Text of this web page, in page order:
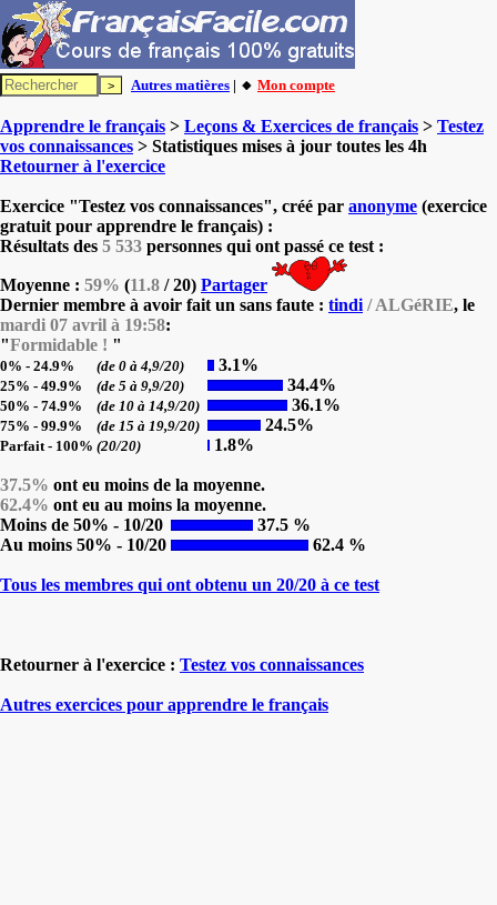
Autres matières | 🔸 Mon compte
Apprendre le français > Leçons & Exercices de français > Testez
vos connaissances > Statistiques mises à jour toutes les 4h
Retourner à l'exercice
Exercice "Testez vos connaissances", créé par anonyme (exercice
gratuit pour apprendre le français) :
Résultats des 5 533 personnes qui ont passé ce test :
Moyenne : 59% (11.8 / 20) Partager
Dernier membre à avoir fait un sans faute : tindi / ALGéRIE, le
mardi 07 avril à 19:58:
"Formidable ! "
0% - 24.9% (de 0 à 4,9/20) 3.1%
25% - 49.9% (de 5 à 9,9/20) 34.4%
50% - 74.9% (de 10 à 14,9/20) 36.1%
75% - 99.9% (de 15 à 19,9/20) 24.5%
Parfait - 100% (20/20) 1.8%
37.5% ont eu moins de la moyenne.
62.4% ont eu au moins la moyenne.
Moins de 50% - 10/20
37.5 %
Au moins 50% - 10/20
62.4 %
Tous les membres qui ont obtenu un 20/20 à ce test
Retourner à l'exercice : Testez vos connaissances
Autres exercices pour apprendre le français